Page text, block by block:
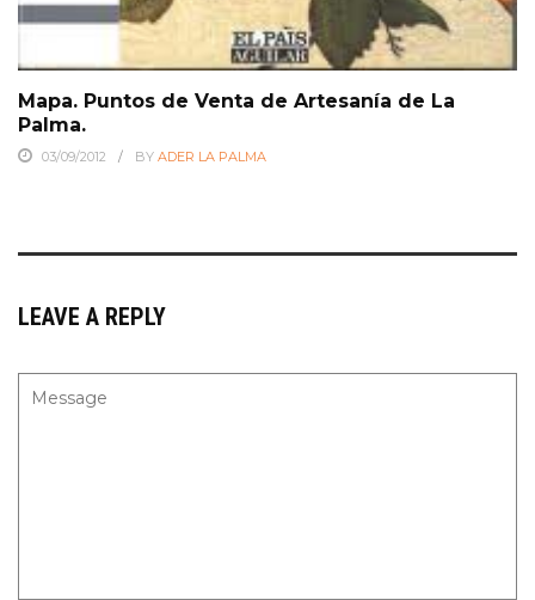
Mapa. Puntos de Venta de Artesanía de La
Palma.
03/09/2012 BY ADER LA PALMA
LEAVE A REPLY